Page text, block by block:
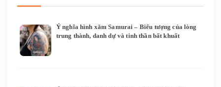
Ý nghĩa hình xăm Samurai – Biểu tượng của lòng
trung thành, danh dự và tinh thần bất khuất